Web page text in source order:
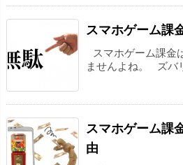
スマホゲーム課
スマホゲーム課金
ませんよね。 ズバ
スマホゲーム課
由